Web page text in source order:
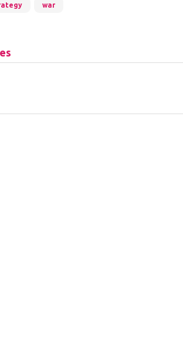
war